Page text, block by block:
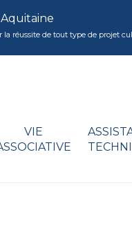
réussite de tout type de projet
VIE